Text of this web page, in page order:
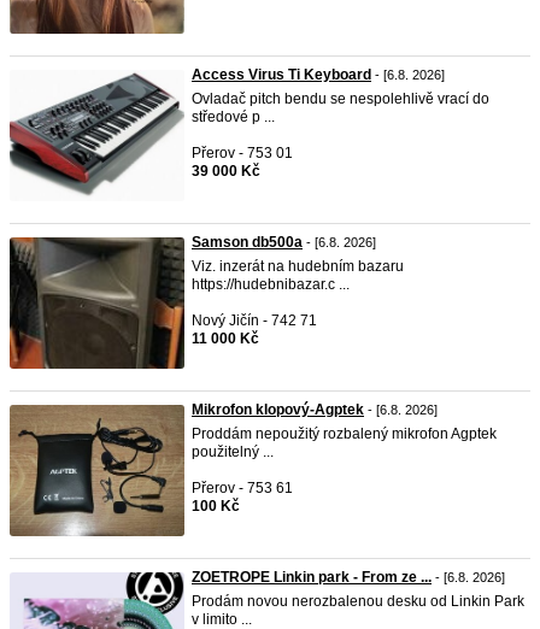
Access Virus Ti Keyboard - [6.8. 2026]
Ovladač pitch bendu se nespolehlivě vrací do
středové p ...
Přerov - 753 01
39 000 Kč
Samson db500a - [6.8. 2026]
Viz. inzerát na hudebním bazaru
https://hudebnibazar.c ...
Nový Jičín - 742 71
11 000 Kč
Mikrofon klopový-Agptek - [6.8. 2026]
Proddám nepoužitý rozbalený mikrofon Agptek
použitelný ...
Přerov - 753 61
100 Kč
ZOETROPE Linkin park - From ze ... - [6.8. 2026]
Prodám novou nerozbalenou desku od Linkin Park
v limito ...